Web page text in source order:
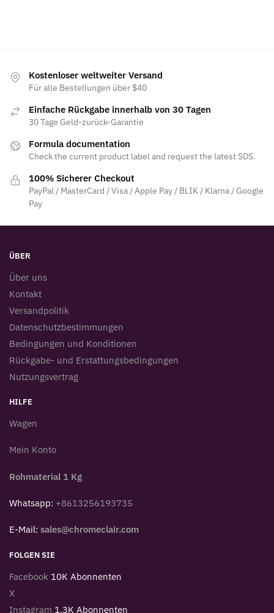
Kostenloser weltweiter Versand
Für alle Bestellungen über $40
Einfache Rückgabe innerhalb von 30 Tagen
30 Tage Geld-zurück-Garantie
Formula documentation
Check the current product label and request the latest SDS.
100% Sicherer Checkout
PayPal / MasterCard / Visa / Apple Pay / BLIK / Klarna / Google
Pay
ÜBER
Über uns
Kontakt
Versandpolitik
Datenschutzbestimmungen
Bedingungen und Konditionen
Rückgabe- und Erstattungsbedingungen
Nutzungsvertrag
HILFE
Wagen
Mein Konto
Rohmaterial 1 Kg
Whatsapp: +8613256193735
E-Mail: sales@chromeclair.com
FOLGEN SIE
Facebook 10K Abonnenten
X
Instagram 1.3K Abonnenten